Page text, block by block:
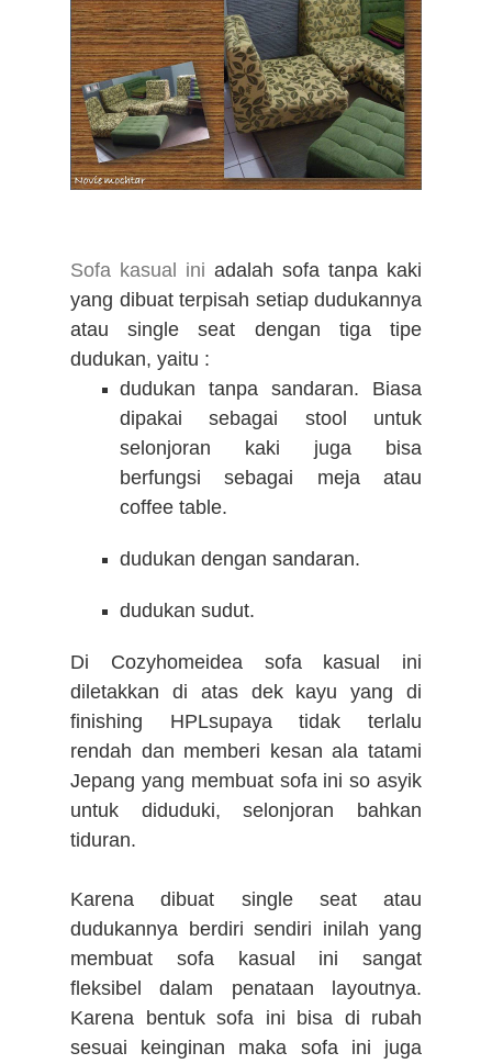
Sofa kasual ini adalah sofa tanpa kaki
yang dibuat terpisah setiap dudukannya
atau single seat dengan tiga tipe
dudukan, yaitu :
dudukan tanpa sandaran. Biasa
dipakai sebagai stool untuk
selonjoran kaki juga bisa
berfungsi sebagai meja atau
coffee table.
dudukan dengan sandaran.
dudukan sudut.
Di Cozyhomeidea sofa kasual ini
diletakkan di atas dek kayu yang di
finishing HPLsupaya tidak terlalu
rendah dan memberi kesan ala tatami
Jepang yang membuat sofa ini so asyik
untuk diduduki, selonjoran bahkan
tiduran.
Karena dibuat single seat atau
dudukannya berdiri sendiri inilah yang
membuat sofa kasual ini sangat
fleksibel dalam penataan layoutnya.
Karena bentuk sofa ini bisa di rubah
sesuai keinginan maka sofa ini juga